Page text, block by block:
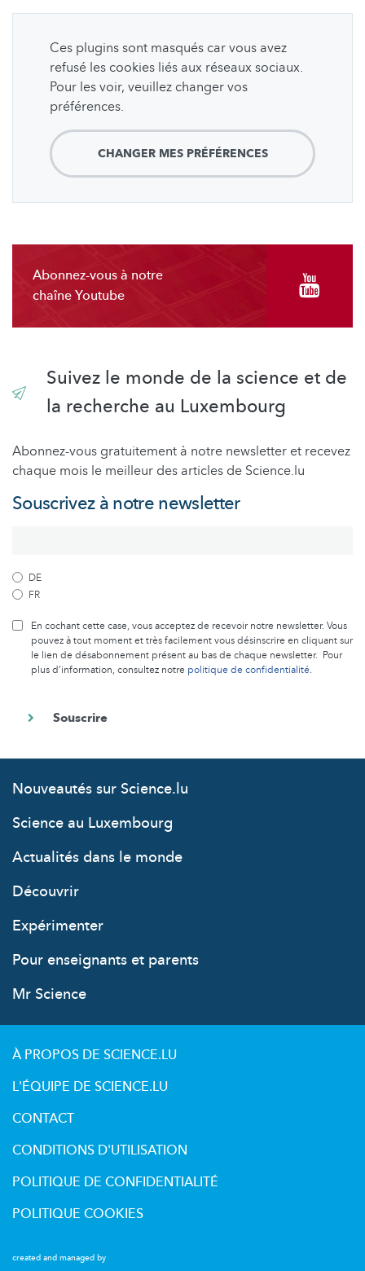
Ces plugins sont masqués car vous avez
refusé les cookies liés aux réseaux sociaux.
Pour les voir, veuillez changer vos
préférences.
CHANGER MES PRÉFÉRENCES
Abonnez-vous à notre
chaîne Youtube
Suivez le monde de la science et de
la recherche au Luxembourg
Abonnez-vous gratuitement à notre newsletter et recevez
chaque mois le meilleur des articles de Science.lu
Souscrivez à notre newsletter
DE
FR
En cochant cette case, vous acceptez de recevoir notre newsletter. Vous
pouvez à tout moment et très facilement vous désinscrire en cliquant sur
le lien de désabonnement présent au bas de chaque newsletter. Pour
plus d’information, consultez notre politique de confidentialité.
Nouveautés sur Science.lu
Science au Luxembourg
Actualités dans le monde
Découvrir
Expérimenter
Pour enseignants et parents
Mr Science
created and managed by
À PROPOS DE SCIENCE.LU
L'ÉQUIPE DE SCIENCE.LU
CONTACT
CONDITIONS D'UTILISATION
POLITIQUE DE CONFIDENTIALITÉ
POLITIQUE COOKIES